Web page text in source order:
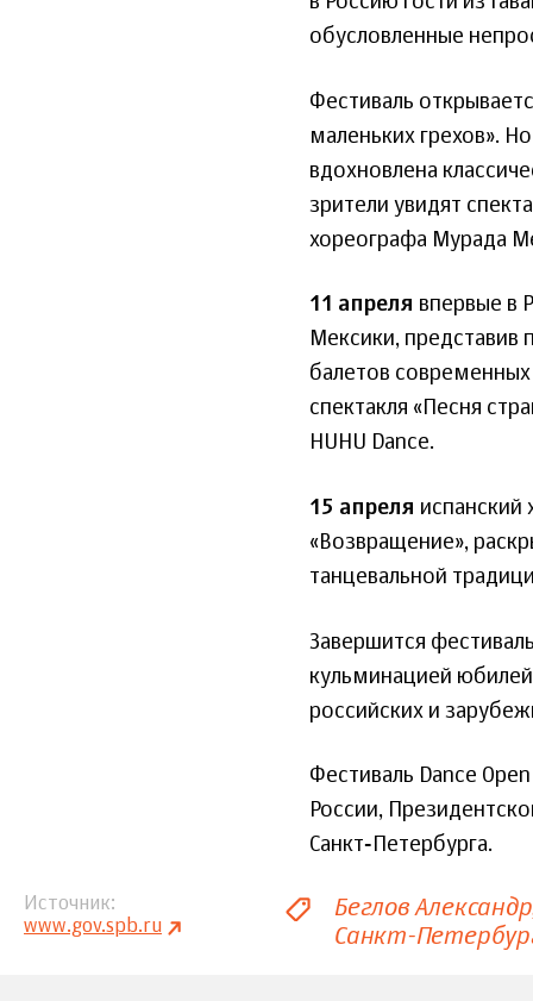
обусловленные
Фестиваль
маленьких грехов».
вдохновлена
зрители увидят
хореографа Мурада
11 апреля впервые в
Мексики, представив
балетов
спектакля «Песня
HUHU Dance.
15 апреля испанский
«Возвращение»,
танцевальной
Завершится
кульминацией
российских и
Фестиваль Dance
России,
Санкт‑Петербурга.
Источник
www.gov.spb.ru
Беглов Александр
Санкт-